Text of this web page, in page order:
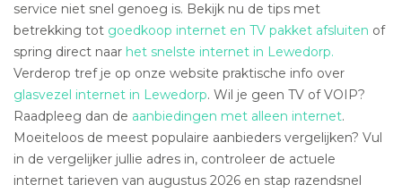
service niet snel genoeg is. Bekijk nu de tips met
betrekking tot goedkoop internet en TV pakket afsluiten of
spring direct naar het snelste internet in Lewedorp.
Verderop tref je op onze website praktische info over
glasvezel internet in Lewedorp. Wil je geen TV of VOIP?
Raadpleeg dan de aanbiedingen met alleen internet.
Moeiteloos de meest populaire aanbieders vergelijken? Vul
in de vergelijker jullie adres in, controleer de actuele
internet tarieven van augustus 2026 en stap razendsnel